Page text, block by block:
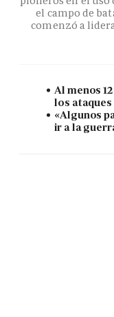
el campo de
comenzó a
Al menos
los
«Algunos
ir a la